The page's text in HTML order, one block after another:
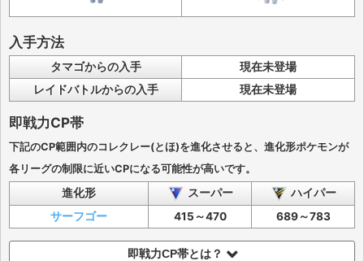
入手方法
タマゴからの入手
現在未登場
レイドバトルからの入手
現在未登場
即戦力CP帯
下記のCP範囲内のコレクレー(とほ)を進化させると、進化形ポケモンが
各リーグの制限に近いCPになる可能性が高いです。
進化形 スーパー
ハイパー
サーフゴー
415～470 689～783
即戦力CP帯とは？